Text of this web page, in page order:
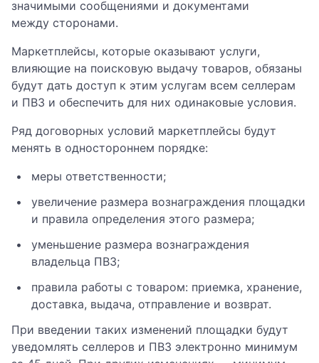
значимыми сообщениями и документами
между сторонами.
Маркетплейсы, которые оказывают услуги,
влияющие на поисковую выдачу товаров, обязаны
будут дать доступ к этим услугам всем селлерам
и ПВЗ и обеспечить для них одинаковые условия.
Ряд договорных условий маркетплейсы будут
менять в одностороннем порядке:
меры ответственности;
увеличение размера вознаграждения площадки
и правила определения этого размера;
уменьшение размера вознаграждения
владельца ПВЗ;
правила работы с товаром: приемка, хранение,
доставка, выдача, отправление и возврат.
При введении таких изменений площадки будут
уведомлять селлеров и ПВЗ электронно минимум